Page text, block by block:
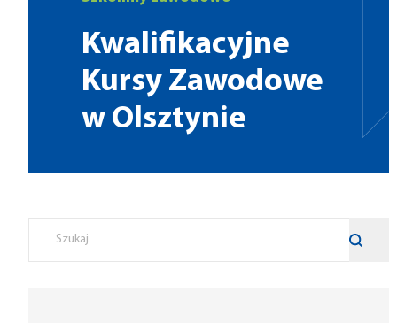
Kwalifikacyjne
Kursy Zawodowe
w Olsztynie